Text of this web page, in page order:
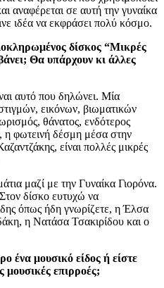
αναφέρεται σε αυτή την γυναίκα
ιδέα να εκφράσει πολύ κόσμο.
δίσκος “Μικρές
Θα υπάρχουν κι άλλες
αυτό που δηλώνει. Μία
εικόνων, βιωματικών
θάνατος, ενδότερος
η φωτεινή δέσμη μέσα στην
είναι πολλές μικρές
μαζί με την Γυναίκα Γιορόνα.
δίσκο ευτυχώ να
όπως ήδη γνωρίζετε, η Έλσα
η Νατάσα Τσακιρίδου και ο
ένα μουσικό είδος ή είστε
μουσικές επιρροές;